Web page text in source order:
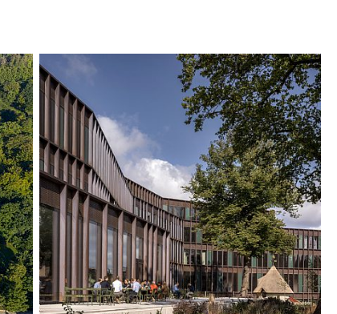
er det et variert og frodig belte med
busker, som en tolkning av den
som utgjorde grensen mot vest.